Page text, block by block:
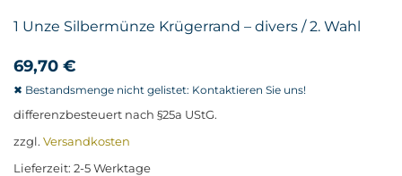
1 Unze Silbermünze Krügerrand – divers / 2. Wahl
69,70 €
differenzbesteuert nach §25a UStG.
zzgl. Versandkosten
Lieferzeit: 2-5 Werktage